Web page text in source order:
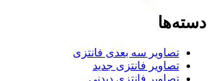
دسته‌ها
تصاویر سه بعدی فانتزی
تصاویر فانتزی جدید